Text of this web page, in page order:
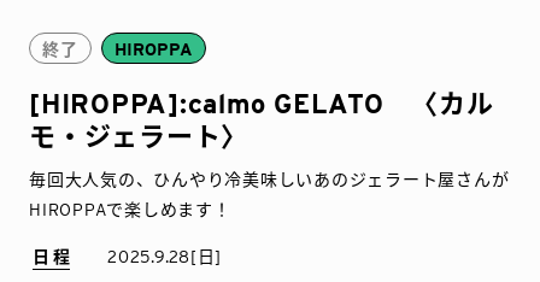
終了 HIROPPA
[HIROPPA]:calmo GELATO 〈カル
モ・ジェラート〉
毎回大人気の、ひんやり冷美味しいあのジェラート屋さんが
HIROPPAで楽しめます！
日程 2025.9.28[日]